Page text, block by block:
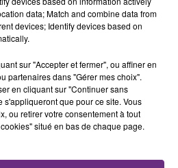
événements à partir du 9 juin
des différents
du public.
mon Pass sanitaire ?
un établissement ou un
national, seuls les ouvreurs
data; Match and combine data from
devices; Identify devices based on
sur "Accepter et fermer", ou affiner en
partenaires dans "Gérer mes choix".
en cliquant sur "Continuer sans
s'appliqueront que pour ce site. Vous
ou retirer votre consentement à tout
situé en bas de chaque page.